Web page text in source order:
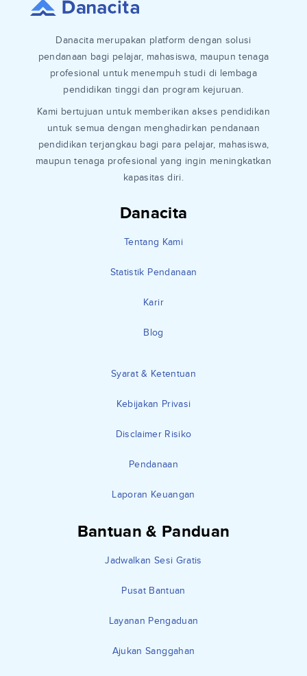
Danacita
Tentang Kami
Statistik Pendanaan
Karir
Blog
Syarat & Ketentuan
Kebijakan Privasi
Disclaimer Risiko
Pendanaan
Laporan Keuangan
Bantuan & Panduan
Jadwalkan Sesi Gratis
Pusat Bantuan
Layanan Pengaduan
Ajukan Sanggahan
Danacita merupakan platform dengan solusi
pendanaan bagi pelajar, mahasiswa, maupun tenaga
profesional untuk menempuh studi di lembaga
pendidikan tinggi dan program kejuruan.
Kami bertujuan untuk memberikan akses pendidikan
untuk semua dengan menghadirkan pendanaan
pendidikan terjangkau bagi para pelajar, mahasiswa,
maupun tenaga profesional yang ingin meningkatkan
kapasitas diri.